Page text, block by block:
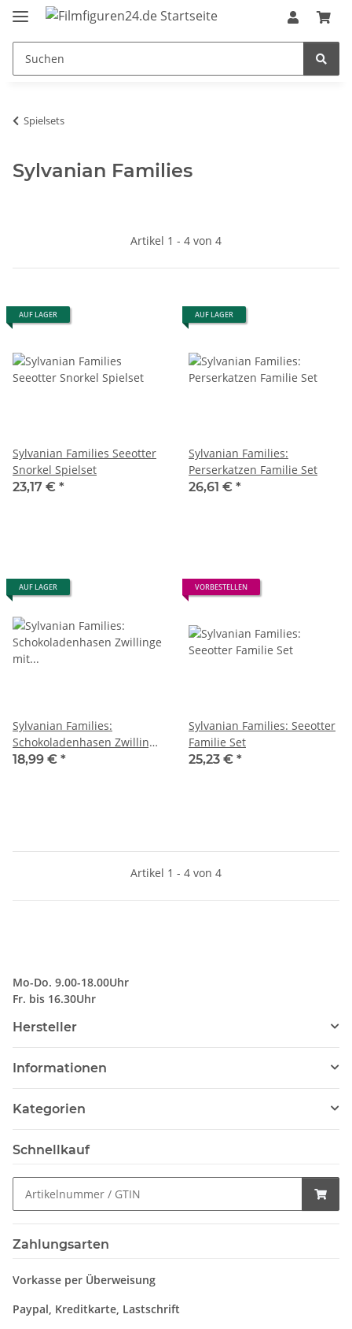
Spielsets
Sylvanian Families
Artikel 1 - 4 von 4
AUF LAGER
Sylvanian Families Seeotter
Snorkel Spielset
23,17 € *
AUF LAGER
Sylvanian Families:
Perserkatzen Familie Set
26,61 € *
AUF LAGER
Sylvanian Families:
Schokoladenhasen Zwillinge
mit Kinderwagen Set
18,99 € *
VORBESTELLEN
Sylvanian Families: Seeotter
Familie Set
25,23 € *
Artikel 1 - 4 von 4
Mo-Do. 9.00-18.00Uhr
Fr. bis 16.30Uhr
Hersteller
Informationen
Kategorien
Schnellkauf
Zahlungsarten
Vorkasse per Überweisung
Paypal, Kreditkarte, Lastschrift